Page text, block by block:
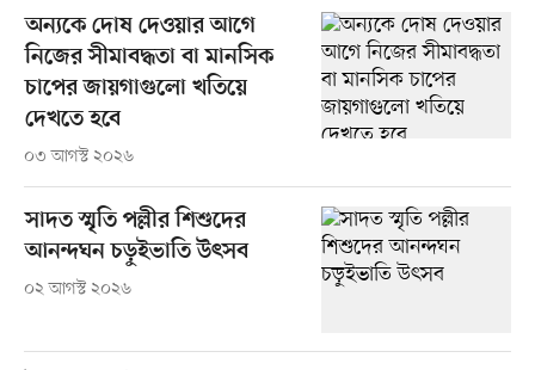
অন্যকে দোষ দেওয়ার আগে
নিজের সীমাবদ্ধতা বা মানসিক
চাপের জায়গাগুলো খতিয়ে
দেখতে হবে
০৩ আগস্ট ২০২৬
সাদত স্মৃতি পল্লীর শিশুদের
আনন্দঘন চড়ুইভাতি উৎসব
০২ আগস্ট ২০২৬